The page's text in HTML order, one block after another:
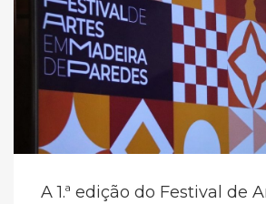
A 1.ª edição do Festival de